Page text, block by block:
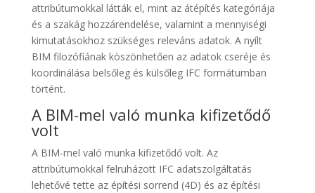
attribútumokkal látták el, mint az átépítés kategóriája
és a szakág hozzárendelése, valamint a mennyiségi
kimutatásokhoz szükséges releváns adatok. A nyílt
BIM filozófiának köszönhetően az adatok cseréje és
koordinálása belsőleg és külsőleg IFC formátumban
történt.
A BIM-mel való munka kifizetődő
volt
A BIM-mel való munka kifizetődő volt. Az
attribútumokkal felruházott IFC adatszolgáltatás
lehetővé tette az építési sorrend (4D) és az építési